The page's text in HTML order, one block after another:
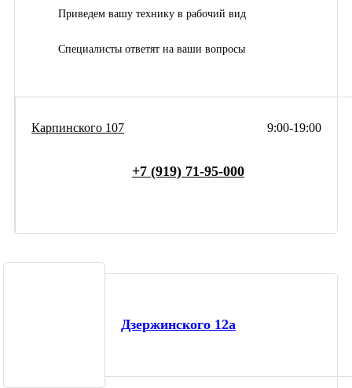
Приведем вашу технику в рабочий вид
Специалисты ответят на ваши вопросы
9:00-19:00
Карпинского 107
+7 (919) 71-95-000
Дзержинского 12а